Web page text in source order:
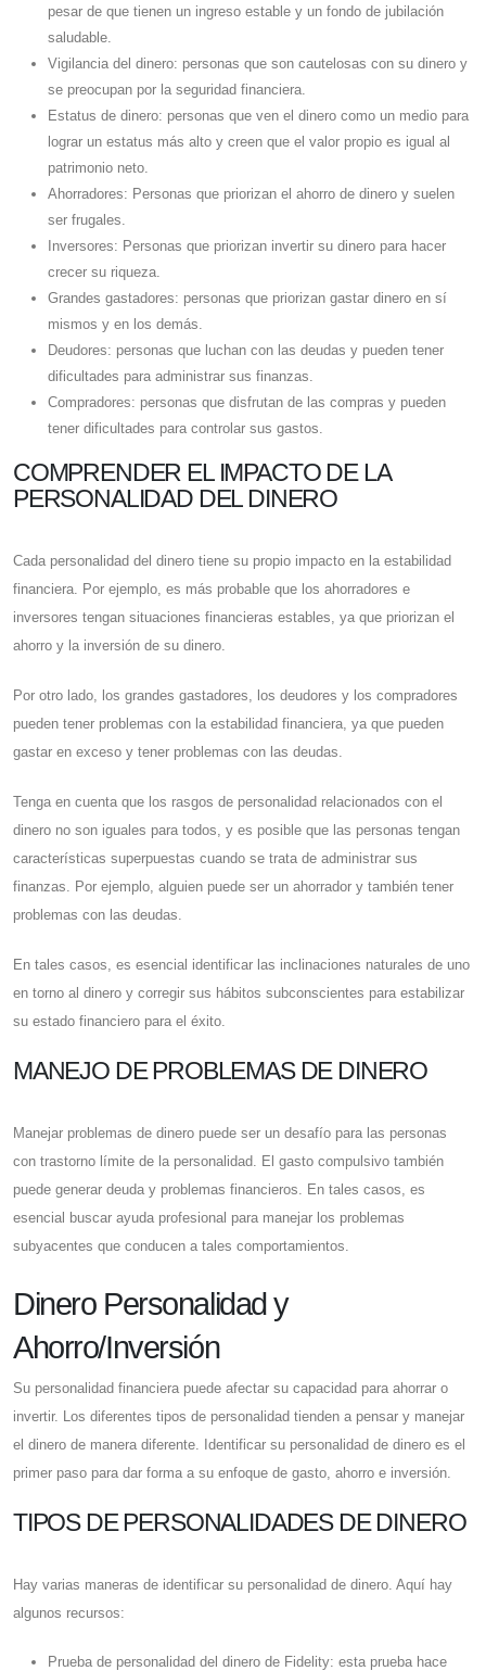
pesar de que tienen un ingreso estable y un fondo de jubilación
saludable.
Vigilancia del dinero: personas que son cautelosas con su dinero y
se preocupan por la seguridad financiera.
Estatus de dinero: personas que ven el dinero como un medio para
lograr un estatus más alto y creen que el valor propio es igual al
patrimonio neto.
Ahorradores: Personas que priorizan el ahorro de dinero y suelen
ser frugales.
Inversores: Personas que priorizan invertir su dinero para hacer
crecer su riqueza.
Grandes gastadores: personas que priorizan gastar dinero en sí
mismos y en los demás.
Deudores: personas que luchan con las deudas y pueden tener
dificultades para administrar sus finanzas.
Compradores: personas que disfrutan de las compras y pueden
tener dificultades para controlar sus gastos.
COMPRENDER EL IMPACTO DE LA
PERSONALIDAD DEL DINERO
Cada personalidad del dinero tiene su propio impacto en la estabilidad
financiera. Por ejemplo, es más probable que los ahorradores e
inversores tengan situaciones financieras estables, ya que priorizan el
ahorro y la inversión de su dinero.
Por otro lado, los grandes gastadores, los deudores y los compradores
pueden tener problemas con la estabilidad financiera, ya que pueden
gastar en exceso y tener problemas con las deudas.
Tenga en cuenta que los rasgos de personalidad relacionados con el
dinero no son iguales para todos, y es posible que las personas tengan
características superpuestas cuando se trata de administrar sus
finanzas. Por ejemplo, alguien puede ser un ahorrador y también tener
problemas con las deudas.
En tales casos, es esencial identificar las inclinaciones naturales de uno
en torno al dinero y corregir sus hábitos subconscientes para estabilizar
su estado financiero para el éxito.
MANEJO DE PROBLEMAS DE DINERO
Manejar problemas de dinero puede ser un desafío para las personas
con trastorno límite de la personalidad. El gasto compulsivo también
puede generar deuda y problemas financieros. En tales casos, es
esencial buscar ayuda profesional para manejar los problemas
subyacentes que conducen a tales comportamientos.
Dinero Personalidad y
Ahorro/Inversión
Su personalidad financiera puede afectar su capacidad para ahorrar o
invertir. Los diferentes tipos de personalidad tienden a pensar y manejar
el dinero de manera diferente. Identificar su personalidad de dinero es el
primer paso para dar forma a su enfoque de gasto, ahorro e inversión.
TIPOS DE PERSONALIDADES DE DINERO
Hay varias maneras de identificar su personalidad de dinero. Aquí hay
algunos recursos:
Prueba de personalidad del dinero de Fidelity: esta prueba hace